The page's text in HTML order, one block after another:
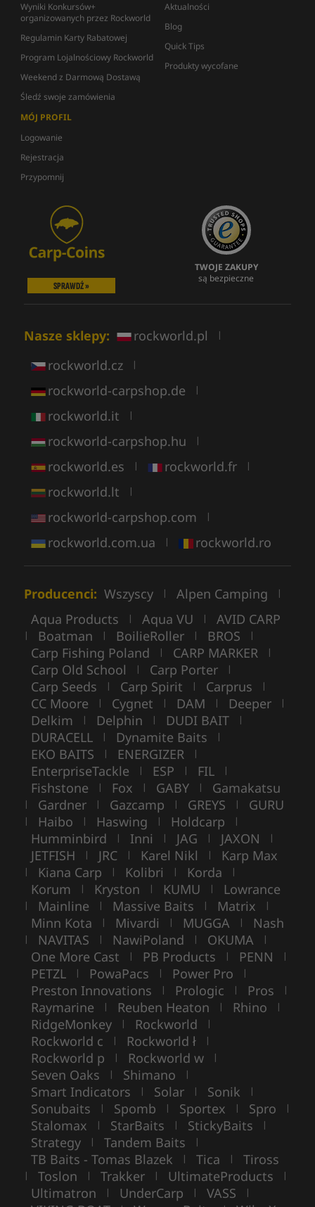
Wyniki Konkursów+
organizowanych przez Rockworld
Regulamin Karty Rabatowej
Program Lojalnościowy Rockworld
Weekend z Darmową Dostawą
Śledź swoje zamówienia
Aktualności
Blog
Quick Tips
Produkty wycofane
MÓJ PROFIL
Logowanie
Rejestracja
Przypomnij
SPRAWDŹ »
TWOJE ZAKUPY
są bezpieczne
Nasze sklepy: rockworld.pl |
rockworld.cz |
rockworld-carpshop.de |
rockworld.it |
rockworld-carpshop.hu |
rockworld.es | rockworld.fr |
rockworld.lt |
rockworld-carpshop.com |
rockworld.com.ua | rockworld.ro
Producenci: Wszyscy | Alpen Camping |
Aqua Products | Aqua VU | AVID CARP
| Boatman | BoilieRoller | BROS |
Carp Fishing Poland | CARP MARKER |
Carp Old School | Carp Porter |
Carp Seeds | Carp Spirit | Carprus |
CC Moore | Cygnet | DAM | Deeper |
Delkim | Delphin | DUDI BAIT |
DURACELL | Dynamite Baits |
EKO BAITS | ENERGIZER |
EnterpriseTackle | ESP | FIL |
Fishstone | Fox | GABY | Gamakatsu
| Gardner | Gazcamp | GREYS | GURU
| Haibo | Haswing | Holdcarp |
Humminbird | Inni | JAG | JAXON |
JETFISH | JRC | Karel Nikl | Karp Max
| Kiana Carp | Kolibri | Korda |
Korum | Kryston | KUMU | Lowrance
| Mainline | Massive Baits | Matrix |
Minn Kota | Mivardi | MUGGA | Nash
| NAVITAS | NawiPoland | OKUMA |
One More Cast | PB Products | PENN |
PETZL | PowaPacs | Power Pro |
Preston Innovations | Prologic | Pros |
Raymarine | Reuben Heaton | Rhino |
RidgeMonkey | Rockworld |
Rockworld c | Rockworld ł |
Rockworld p | Rockworld w |
Seven Oaks | Shimano |
Smart Indicators | Solar | Sonik |
Sonubaits | Spomb | Sportex | Spro |
Stalomax | StarBaits | StickyBaits |
Strategy | Tandem Baits |
TB Baits - Tomas Blazek | Tica | Tiross
| Toslon | Trakker | UltimateProducts |
Ultimatron | UnderCarp | VASS |